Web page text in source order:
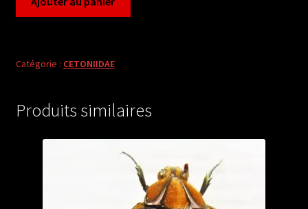
ex
CHINA
Catégorie : CETONIIDAE
Produits similaires